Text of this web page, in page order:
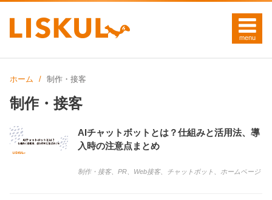
ホーム 制作・接客
制作・接客
AIチャットボットとは？仕組みと活用法、導
入時の注意点まとめ
制作・接客、 PR Web接客、 チャットボット ホームページ